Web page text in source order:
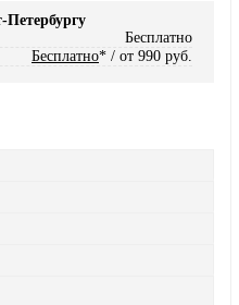
Бесплатно
Бесплатно* / от 990 руб.